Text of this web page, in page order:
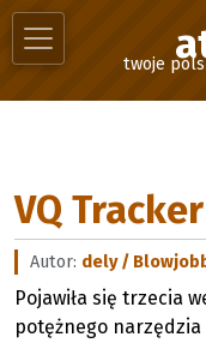
twoje
VQ
Autor: dely /
Pojawiła się trzecia
potężnego